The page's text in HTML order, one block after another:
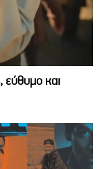
εύθυμο και